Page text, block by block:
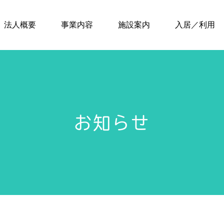
法人概要 事業内容 施設案内 入居／利用
お知らせ